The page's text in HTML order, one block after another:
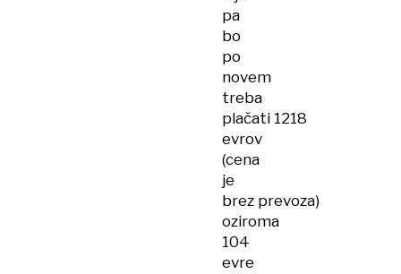
pa
bo
po
novem
treba
plačati 1218
evrov
(cena
je
brez prevoza)
oziroma
104
evre